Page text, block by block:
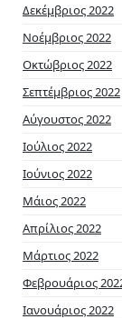
Δεκέμβριος 2022
Νοέμβριος 2022
Οκτώβριος 2022
Σεπτέμβριος 2022
Αύγουστος 2022
Ιούλιος 2022
Ιούνιος 2022
Μάιος 2022
Απρίλιος 2022
Μάρτιος 2022
Φεβρουάριος
Ιανουάριος 2022